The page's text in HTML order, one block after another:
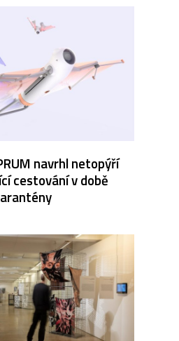
navrhl netopýří
cestování v době